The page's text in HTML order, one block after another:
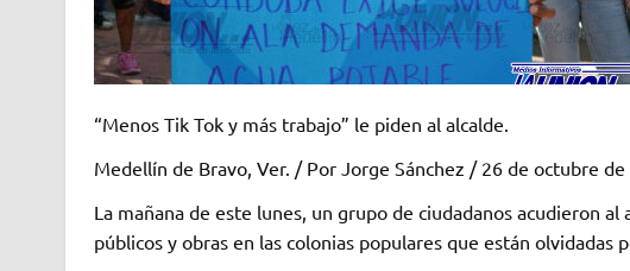
“Menos Tik Tok y más trabajo” le piden al alcalde.
Medellín de Bravo, Ver. / Por Jorge Sánchez / 26 de octubre de
La mañana de este lunes, un grupo de ciudadanos acudieron
públicos y obras en las colonias populares que están olvidadas